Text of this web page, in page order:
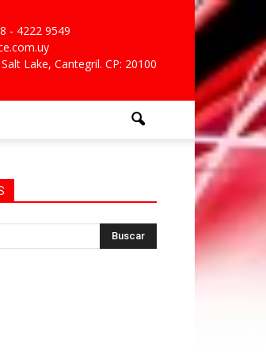
- 4222 9549
Lake, Cantegril. CP: 20100